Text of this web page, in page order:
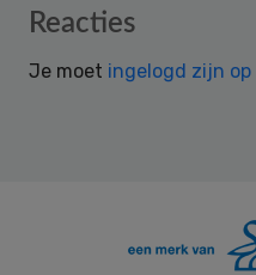
Reader
Reacties
Je moet ingelogd zijn op